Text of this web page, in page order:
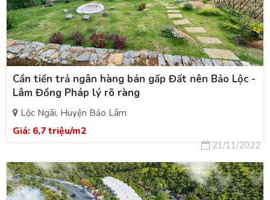
Cần tiền trả ngân hàng bán gấp Đất nên Bảo Lộc -
Lâm Đồng Pháp lý rõ ràng
Lộc Ngãi, Huyện Bảo Lâm
Giá: 6,7 triệu/m2
21/11/2022